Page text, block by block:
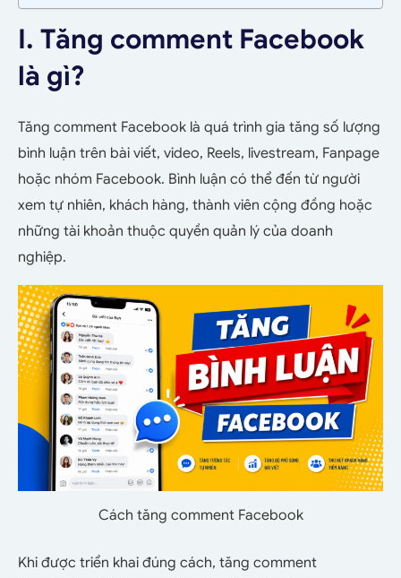
I. Tăng comment Facebook
là gì?
Tăng comment Facebook là quá trình gia tăng số lượng
bình luận trên bài viết, video, Reels, livestream, Fanpage
hoặc nhóm Facebook. Bình luận có thể đến từ người
xem tự nhiên, khách hàng, thành viên cộng đồng hoặc
những tài khoản thuộc quyền quản lý của doanh
nghiệp.
Cách tăng comment Facebook
Khi được triển khai đúng cách, tăng comment